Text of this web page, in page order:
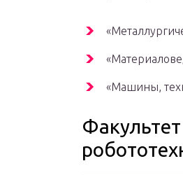
«Машины,